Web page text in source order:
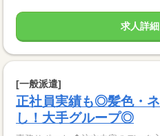
求人詳
[一般派遣]
正社員実績も◎髪色・
し！大手グループ◎